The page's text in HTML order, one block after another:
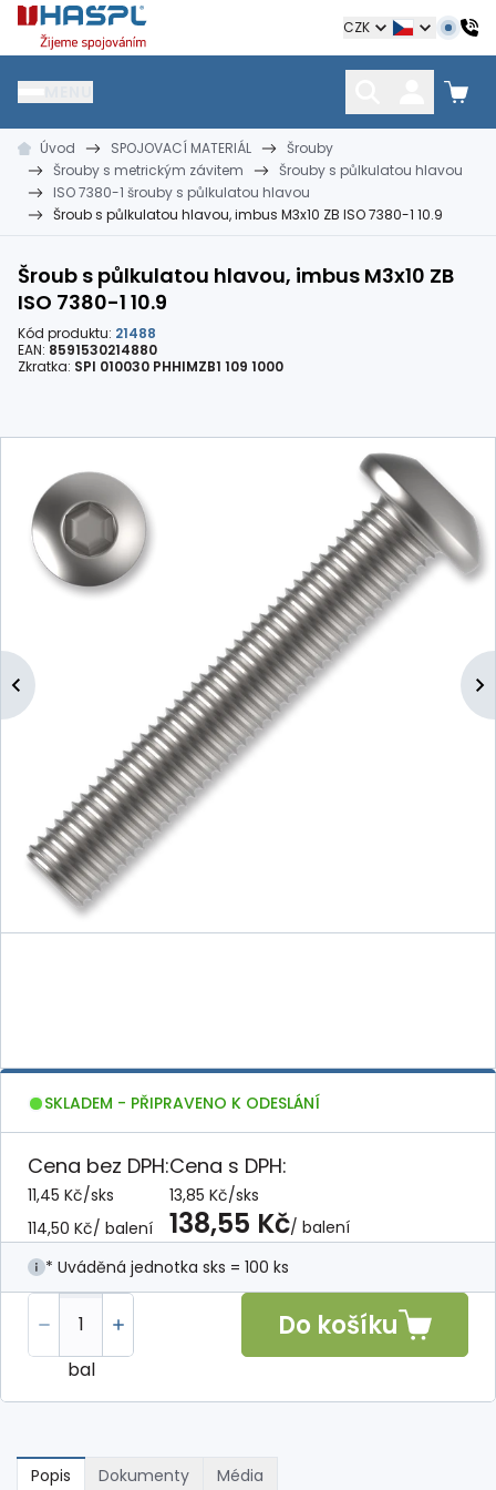
Hašpl CZK
HŘEBÍKY
kramle
SPOJOVACÍ MATERIÁL
vruty, šrouby, matice
KOTEVNÍ TECHNIKA
hmoždinky, napínáky
Úvod SPOJOVACÍ MATERIÁL
Šrouby
Šrouby s metrickým závitem
Šrouby s půlkulatou hlavou
ISO 7380-1 šrouby s půlkulatou hlavou
Šroub s půlkulatou hlavou, imbus M3x10 ZB ISO 7380-1 10.9
Šroub s půlkulatou hlavou, imbus M3x10 ZB
ISO 7380-1 10.9
Kód produktu: 21488
EAN: 8591530214880
Zkratka: SPI 010030 PHHIMZB1 109 1000
SKLADEM - PŘIPRAVENO K ODESLÁNÍ
Cena bez DPH:
11,45 Kč/sks
114,50 Kč/ balení
Cena s DPH:
13,85 Kč/sks
138,55 Kč/ balení
* Uváděná jednotka sks = 100 ks
bal
Do košíku
Popis Dokumenty Média